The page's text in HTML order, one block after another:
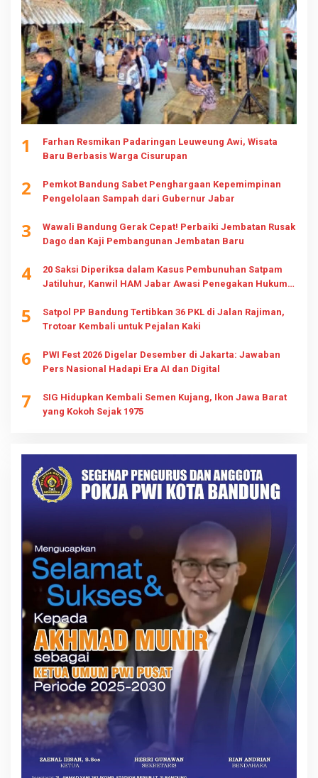
1
Farhan Resmikan Padaringan Leuweung Awi, Wisata
Baru Berbasis Warga Cisurupan
2
Pemkot Bandung Sabet Penghargaan Kepemimpinan
Pengelolaan Sampah dari Gubernur Jabar
3
Wawali Bandung Gerak Cepat! Perbaiki Jembatan Rusak
Dago dan Kaji Pembangunan Jembatan Baru
4
20 Saksi Diperiksa dalam Kasus Pembunuhan Satpam
Jatiluhur, Kanwil HAM Jabar Awasi Penegakan Hukum
5
Satpol PP Bandung Tertibkan 36 PKL di Jalan Rajiman,
Trotoar Kembali untuk Pejalan Kaki
6
PWI Fest 2026 Digelar Desember di Jakarta: Jawaban
Pers Nasional Hadapi Era AI dan Digital
7
SIG Hidupkan Kembali Semen Kujang, Ikon Jawa Barat
yang Kokoh Sejak 1975